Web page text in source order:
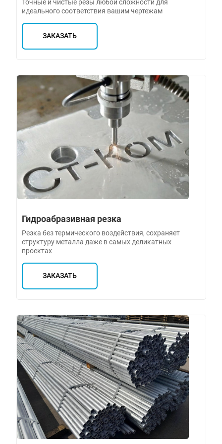
Точные и чистые резы любой сложности для
идеального соответствия вашим чертежам
ЗАКАЗАТЬ
Гидроабразивная резка
Резка без термического воздействия, сохраняет
структуру металла даже в самых деликатных
проектах
ЗАКАЗАТЬ